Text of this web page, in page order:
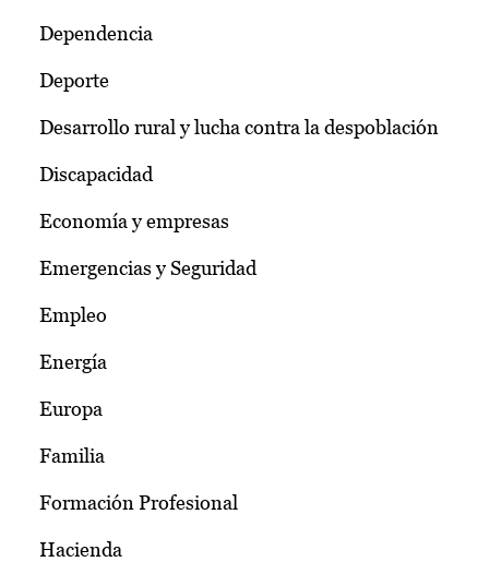
Dependencia
Deporte
Desarrollo rural y lucha contra la despoblación
Discapacidad
Economía y empresas
Emergencias y Seguridad
Empleo
Energía
Europa
Familia
Formación Profesional
Hacienda